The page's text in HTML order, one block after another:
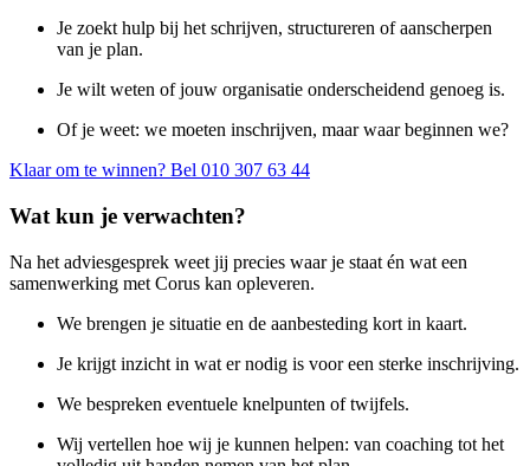
Je zoekt hulp bij het schrijven, structureren of aanscherpen
van je plan.
Je wilt weten of jouw organisatie onderscheidend genoeg is.
Of je weet: we moeten inschrijven, maar waar beginnen we?
Klaar om te winnen? Bel 010 307 63 44
Wat kun je verwachten?
Na het adviesgesprek weet jij precies waar je staat én wat een
samenwerking met Corus kan opleveren.
We brengen je situatie en de aanbesteding kort in kaart.
Je krijgt inzicht in wat er nodig is voor een sterke inschrijving.
We bespreken eventuele knelpunten of twijfels.
Wij vertellen hoe wij je kunnen helpen: van coaching tot het